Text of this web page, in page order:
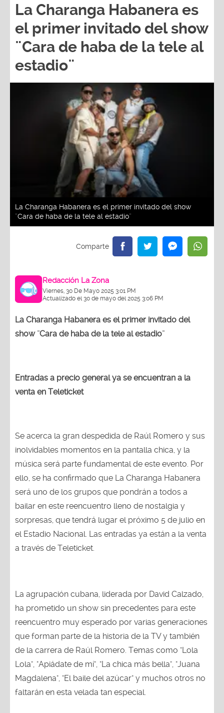
La Charanga Habanera es
el primer invitado del show
¨Cara de haba de la tele al
estadio¨
La Charanga Habanera es el primer invitado del show
¨Cara de haba de la tele al estadio¨
Redacción La Zona
Viernes, 30 De Mayo 2025 3:01 PM
Actualizado el 30 de mayo del 2025 3:06 PM
La Charanga Habanera es el primer invitado del
show ¨Cara de haba de la tele al estadio¨
Entradas a precio general ya se encuentran a la
venta en Teleticket
Se acerca la gran despedida de Raúl Romero y sus
inolvidables momentos en la pantalla chica, y la
música será parte fundamental de este evento. Por
ello, se ha confirmado que La Charanga Habanera
será uno de los grupos que pondrán a todos a
bailar en este reencuentro lleno de nostalgia y
sorpresas, que tendrá lugar el próximo 5 de julio en
el Estadio Nacional. Las entradas ya están a la venta
a través de Teleticket.
La agrupación cubana, liderada por David Calzado,
ha prometido un show sin precedentes para este
reencuentro muy esperado por varias generaciones
que forman parte de la historia de la TV y también
de la carrera de Raúl Romero. Temas como "Lola
Lola", "Apiádate de mí", "La chica más bella", "Juana
Magdalena", "El baile del azúcar" y muchos otros no
faltarán en esta velada tan especial.